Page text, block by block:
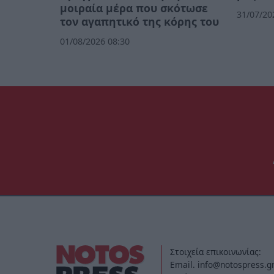
μοιραία μέρα που σκότωσε
τον αγαπητικό της κόρης του
01/08/2026 08:30
31/07/
Στοιχεία επικοινωνίας:
Email. info@notospress.gr